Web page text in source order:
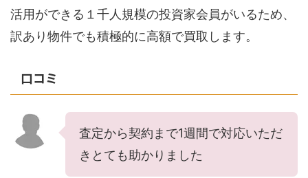
活用ができる１千人規模の投資家会員がいるため、
訳あり物件でも積極的に高額で買取します。
口コミ
査定から契約まで1週間で対応いただ
きとても助かりました